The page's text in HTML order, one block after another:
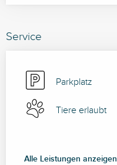
Service
Parkplatz
Tiere erlaubt
Alle Leistungen anzeigen